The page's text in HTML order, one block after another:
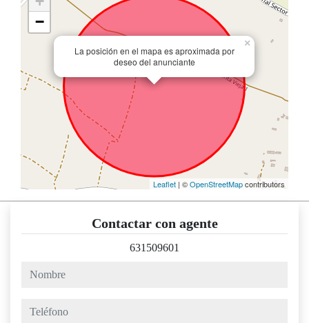
La posición en el mapa es aproximada por
deseo del anunciante
×
−
Leaflet | ©OpenStreetMapcontributors
Contactar con agente
631509601
nombre
teléfono